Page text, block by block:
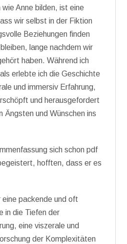
Anne bilden, ist eine
wir selbst in der Fiktion
Beziehungen finden
lange nachdem wir
haben. Während ich
erlebte ich die Geschichte
und immersiv Erfahrung,
und herausgefordert
Ängsten und Wünschen ins
sich schon pdf
hofften, dass er es
eine packende und oft
in die Tiefen der
eine viszerale und
der Komplexitäten